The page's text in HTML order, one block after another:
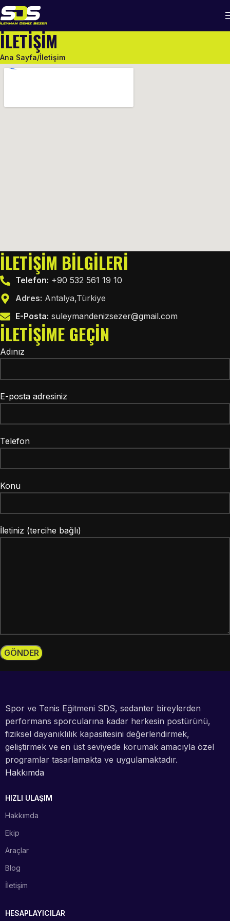
İLETIŞIM
Ana Sayfa İletişim
İLETIŞIM BILGILERI
Telefon: +90 532 561 19 10
Adres: Antalya,Türkiye
E-Posta: suleymandenizsezer@gmail.com
İLETIŞIME GEÇIN
Adınız
E-posta adresiniz
Telefon
Konu
İletiniz (tercihe bağlı)
Spor ve Tenis Eğitmeni SDS, sedanter bireylerden
performans sporcularına kadar herkesin postürünü,
fiziksel dayanıklılık kapasitesini değerlendirmek,
geliştirmek ve en üst seviyede korumak amacıyla özel
programlar tasarlamakta ve uygulamaktadır.
Hakkımda
HIZLI ULAŞIM
Hakkımda
Ekip
Araçlar
Blog
İletişim
HESAPLAYICILAR